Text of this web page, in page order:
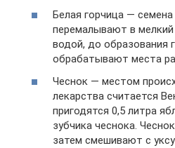
Белая горчица —
перемалывают в
водой, до образования
обрабатывают места
Чеснок — местом
лекарства считается
пригодятся 0,5 литра
зубчика чеснока.
затем смешивают с